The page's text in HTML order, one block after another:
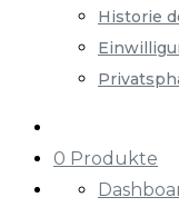
Historie
0 Produkte